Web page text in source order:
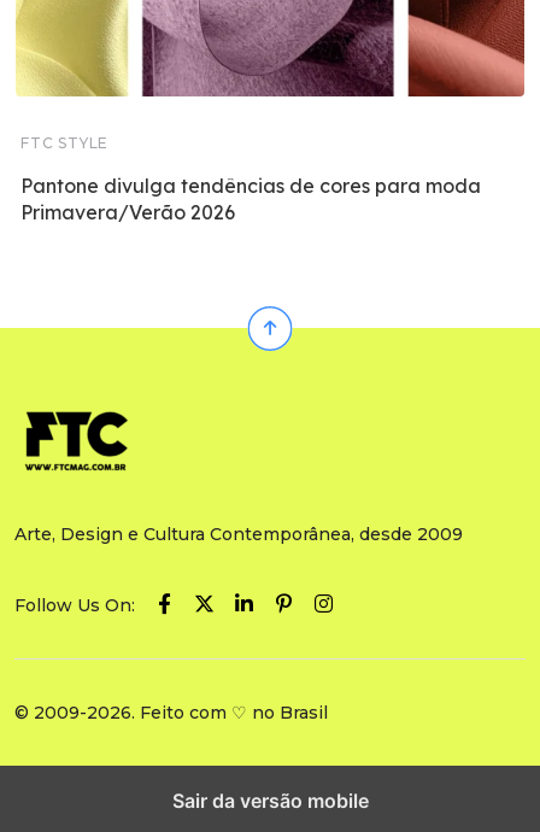
FTC STYLE
Pantone divulga tendências de cores para moda
Primavera/Verão 2026
Arte, Design e Cultura Contemporânea, desde 2009
Follow Us On:
© 2009-2026. Feito com ♡ no Brasil
Sair da versão mobile